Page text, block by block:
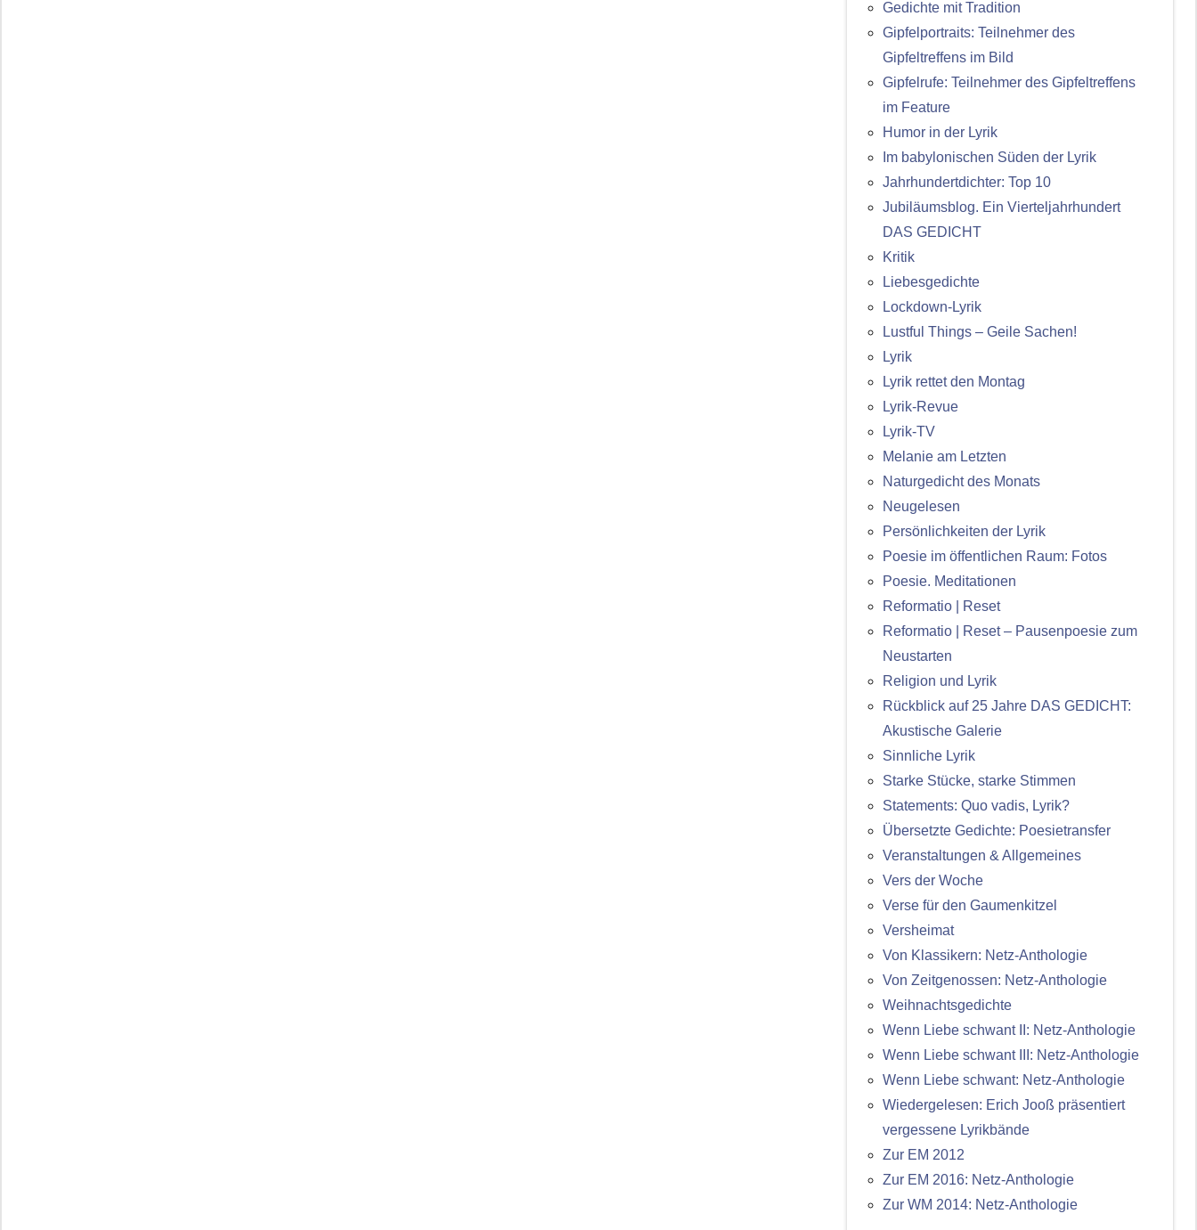
Gedichte mit Tradition
Gipfelportraits: Teilnehmer des
Gipfeltreffens im Bild
Gipfelrufe: Teilnehmer des Gipfeltreffens
im Feature
Humor in der Lyrik
Im babylonischen Süden der Lyrik
Jahrhundertdichter: Top 10
Jubiläumsblog. Ein Vierteljahrhundert
DAS GEDICHT
Kritik
Liebesgedichte
Lockdown-Lyrik
Lustful Things – Geile Sachen!
Lyrik
Lyrik rettet den Montag
Lyrik-Revue
Lyrik-TV
Melanie am Letzten
Naturgedicht des Monats
Neugelesen
Persönlichkeiten der Lyrik
Poesie im öffentlichen Raum: Fotos
Poesie. Meditationen
Reformatio | Reset
Reformatio | Reset – Pausenpoesie zum
Neustarten
Religion und Lyrik
Rückblick auf 25 Jahre DAS GEDICHT:
Akustische Galerie
Sinnliche Lyrik
Starke Stücke, starke Stimmen
Statements: Quo vadis, Lyrik?
Übersetzte Gedichte: Poesietransfer
Veranstaltungen & Allgemeines
Vers der Woche
Verse für den Gaumenkitzel
Versheimat
Von Klassikern: Netz-Anthologie
Von Zeitgenossen: Netz-Anthologie
Weihnachtsgedichte
Wenn Liebe schwant II: Netz-Anthologie
Wenn Liebe schwant III: Netz-Anthologie
Wenn Liebe schwant: Netz-Anthologie
Wiedergelesen: Erich Jooß präsentiert
vergessene Lyrikbände
Zur EM 2012
Zur EM 2016: Netz-Anthologie
Zur WM 2014: Netz-Anthologie